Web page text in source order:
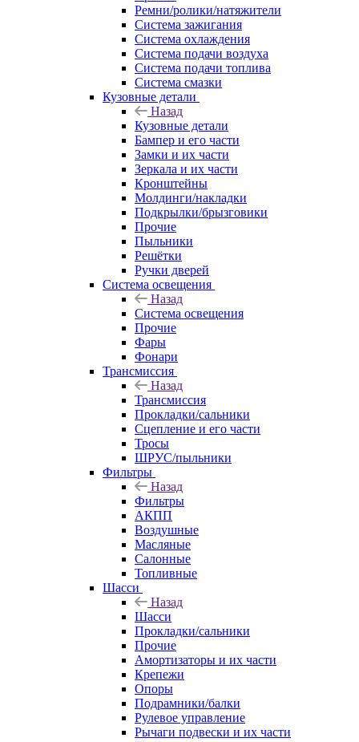
Ремни/ролики/натяжители
Система зажигания
Система охлаждения
Система подачи воздуха
Система подачи топлива
Система смазки
Кузовные детали
Назад
Кузовные детали
Бампер и его части
Замки и их части
Зеркала и их части
Кронштейны
Молдинги/накладки
Подкрылки/брызговики
Прочие
Пыльники
Решётки
Ручки дверей
Система освещения
Назад
Система освещения
Прочие
Фары
Фонари
Трансмиссия
Назад
Трансмиссия
Прокладки/сальники
Сцепление и его части
Тросы
ШРУС/пыльники
Фильтры
Назад
Фильтры
АКПП
Воздушные
Масляные
Салонные
Топливные
Шасси
Назад
Шасси
Прокладки/сальники
Прочие
Амортизаторы и их части
Крепежи
Опоры
Подрамники/балки
Рулевое управление
Рычаги подвески и их части